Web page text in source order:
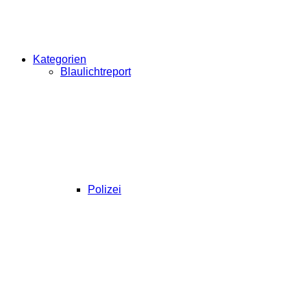
Kategorien
Blaulichtreport
Polizei